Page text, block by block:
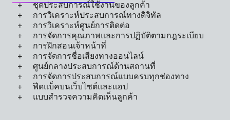
ชุดประสบการณ์ใช้งานของลูกค้า
การวิเคราะห์ประสบการณ์ทางดิจิทัล
การวิเคราะห์ศูนย์การติดต่อ
การจัดการคุณภาพและการปฏิบัติตามกฎระเบียบ
การฝึกสอนเจ้าหน้าที่
การจัดการชื่อเสียงทางออนไลน์
ศูนย์กลางประสบการณ์ด้านสถานที่
การจัดการประสบการณ์แบบครบทุกช่องทาง
ฟีดแบ็คบนเว็บไซต์และแอป
แบบสำรวจความคิดเห็นลูกค้า